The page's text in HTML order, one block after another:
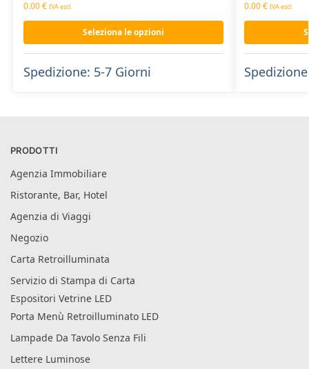
0.00€ IVA escl.
Seleziona le opzioni
Spedizione: 5-7 Giorni
0.00€ IVA escl.
PRODOTTI
Agenzia Immobiliare
Ristorante, Bar, Hotel
Agenzia di Viaggi
Negozio
Carta Retroilluminata
Servizio di Stampa di Carta
Espositori Vetrine LED
Porta Menù Retroilluminato LED
Lampade Da Tavolo Senza Fili
Lettere Luminose